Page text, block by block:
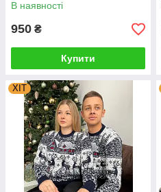
В наявності
950 ₴
Купити
ХІТ